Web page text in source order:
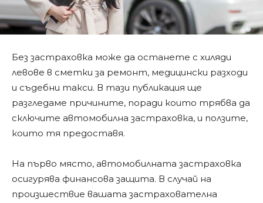
Без застраховка може да останете с хиляди
левове в сметки за ремонт, медицински разходи
и съдебни такси. В тази публикация ще
разгледаме причините, поради които трябва да
сключите автомобилна застраховка, и ползите,
които тя предоставя.
На първо място, автомобилната застраховка
осигурява финансова защита. В случай на
произшествие вашата застрахователна